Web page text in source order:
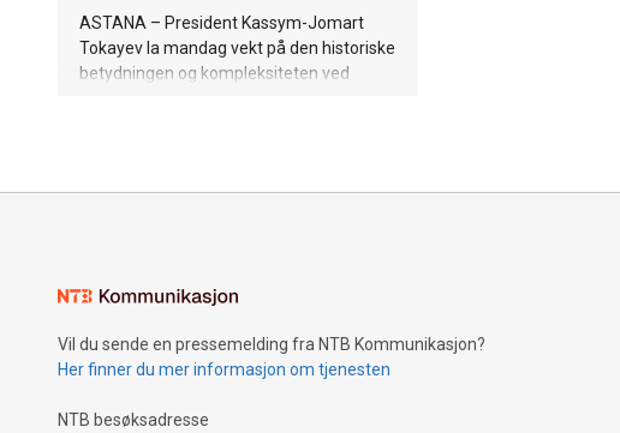
ASTANA – President Kassym-Jomart
Tokayev la mandag vekt på den historiske
betydningen og kompleksiteten ved
presidentkontoret Akorda.
Vil du sende en pressemelding fra NTB Kommunikasjon?
Her finner du mer informasjon om tjenesten
NTB besøksadresse